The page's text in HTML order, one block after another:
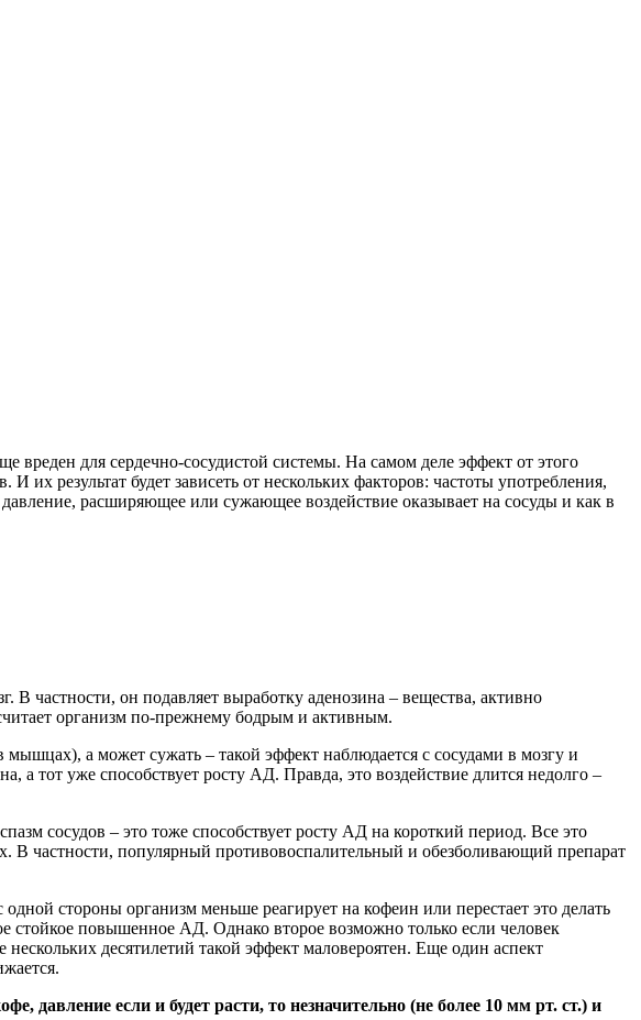
вреден для сердечно-сосудистой системы. На самом деле эффект от этого
результат будет зависеть от нескольких факторов: частоты употребления,
расширяющее или сужающее воздействие оказывает на сосуды и как в
В частности, он подавляет выработку аденозина – вещества, активно
организм по-прежнему бодрым и активным.
а может сужать – такой эффект наблюдается с сосудами в мозгу и
а тот уже способствует росту АД. Правда, это воздействие длится недолго –
сосудов – это тоже способствует росту АД на короткий период. Все это
В частности, популярный противовоспалительный и обезболивающий препарат
стороны организм меньше реагирует на кофеин или перестает это делать
стойкое повышенное АД. Однако второе возможно только если человек
десятилетий такой эффект маловероятен. Еще один аспект
давление если и будет расти, то незначительно (не более 10 мм рт. ст.) и